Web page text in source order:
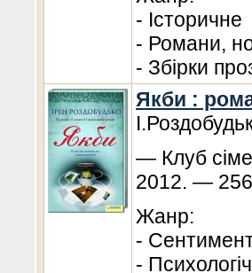
- Історичне
- Романи,
- Збірки
Якби :
— Клуб
2012. —
Жанр:
-
-